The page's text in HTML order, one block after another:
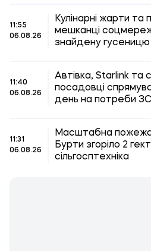
11:55
06.08.26
Кулінарні жарти та
мешканці
знайдену гусеницю
11:40
06.08.26
Автівка, Starlink та
посадовці
день на потреби
11:31
06.08.26
Масштабна пожежа
Бурти згоріло 2
сільгосптехніка